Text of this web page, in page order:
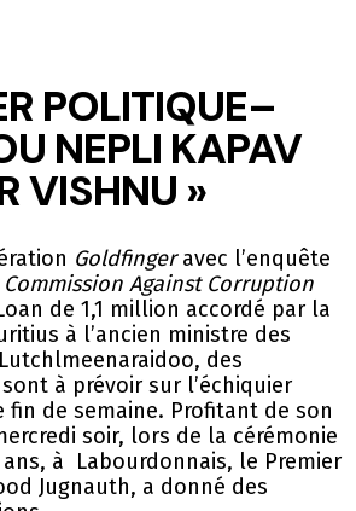
POLITIQUE–
NEPLI KAPAV
VISHNU »
Goldfingeravec l’enquête
Against Corruption
de 1,1 million accordé par la
à l’ancien ministre des
des
à prévoir sur l’échiquier
de semaine. Profitant de son
soir, lors de la cérémonie
à Labourdonnais, le Premier
Jugnauth, a donné des